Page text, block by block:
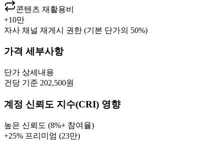
콘텐츠 재활용비
+10만
자사 채널 재게시 권한 (기본 단가의 50%)
가격 세부사항
단가 상세내용
건당 기준 202,500원
계정 신뢰도 지수(CRI) 영향
높은 신뢰도 (8%+ 참여율)
+25% 프리미엄 (23만)